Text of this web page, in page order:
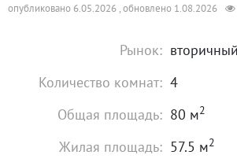
опубликовано 6.05.2026 , обновлено 1.08.2026
Рынок: вторичный
Количество комнат: 4
Общая площадь: 80 м2
Жилая площадь: 57.5 м2